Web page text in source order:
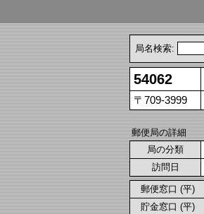
局名検索:
54062
〒709-3999
郵便局の詳細
局の分類
訪問日
郵便窓口 (平)
貯金窓口 (平)